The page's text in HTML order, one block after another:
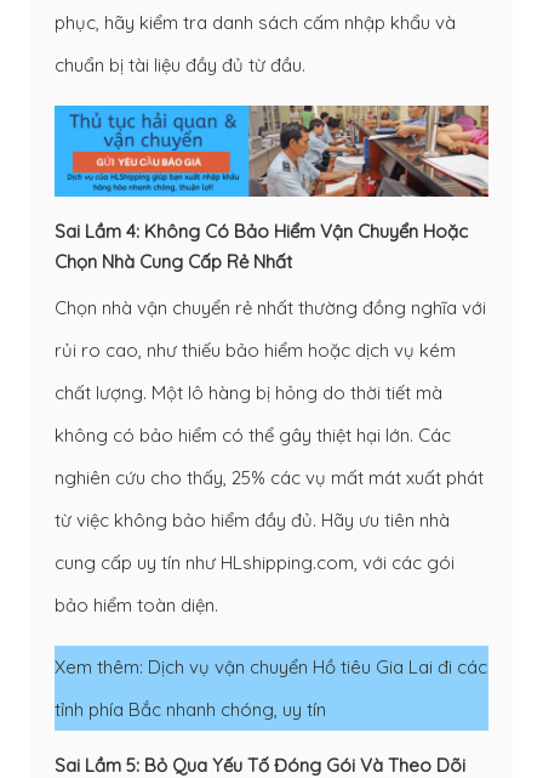
phục, hãy kiểm tra danh sách cấm nhập khẩu và
chuẩn bị tài liệu đầy đủ từ đầu.
Sai Lầm 4: Không Có Bảo Hiểm Vận Chuyển Hoặc
Chọn Nhà Cung Cấp Rẻ Nhất
Chọn nhà vận chuyển rẻ nhất thường đồng nghĩa với
rủi ro cao, như thiếu bảo hiểm hoặc dịch vụ kém
chất lượng. Một lô hàng bị hỏng do thời tiết mà
không có bảo hiểm có thể gây thiệt hại lớn. Các
nghiên cứu cho thấy, 25% các vụ mất mát xuất phát
từ việc không bảo hiểm đầy đủ. Hãy ưu tiên nhà
cung cấp uy tín như HLshipping.com, với các gói
bảo hiểm toàn diện.
Xem thêm: Dịch vụ vận chuyển Hồ tiêu Gia Lai đi các
tỉnh phía Bắc nhanh chóng, uy tín
Sai Lầm 5: Bỏ Qua Yếu Tố Đóng Gói Và Theo Dõi